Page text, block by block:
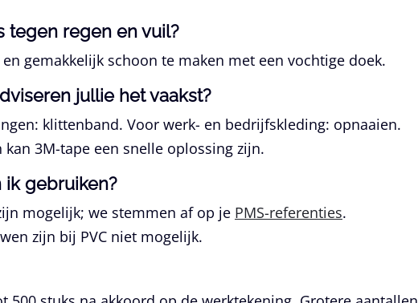
tegen regen en vuil?
en gemakkelijk schoon te maken met een vochtige doek.
jullie het vaakst?
klittenband. Voor werk- en bedrijfskleding: opnaaien.
3M-tape een snelle oplossing zijn.
ik gebruiken?
mogelijk; we stemmen af op je PMS-referenties.
zijn bij PVC niet mogelijk.